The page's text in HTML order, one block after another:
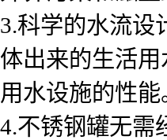
3.科学的水流设
体出来的生活
用水设施的性能
4.不锈钢罐无需